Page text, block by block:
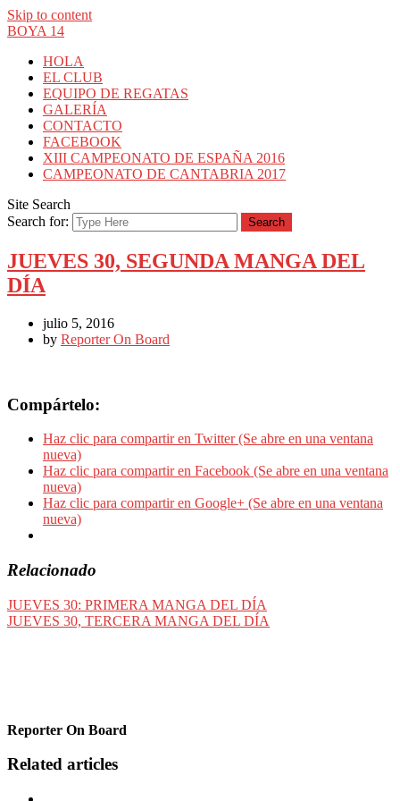
Skip to content
BOYA 14
HOLA
EL CLUB
EQUIPO DE REGATAS
GALERÍA
CONTACTO
FACEBOOK
XIII CAMPEONATO DE ESPAÑA 2016
CAMPEONATO DE CANTABRIA 2017
Site Search
Search for:
JUEVES 30, SEGUNDA MANGA DEL
DÍA
julio 5, 2016
by Reporter On Board
Compártelo:
Haz clic para compartir en Twitter (Se abre en una ventana
nueva)
Haz clic para compartir en Facebook (Se abre en una ventana
nueva)
Haz clic para compartir en Google+ (Se abre en una ventana
nueva)
Relacionado
JUEVES 30: PRIMERA MANGA DEL DÍA
JUEVES 30, TERCERA MANGA DEL DÍA
Reporter On Board
Related articles